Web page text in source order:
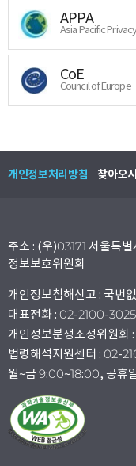
APPA
Asia Pacific
CoE
Council of Europe
개인정보처리방침 찾아오
주소 : (우)03171 서울특
정보보호위원회
개인정보침해신고 : 국번
대표전화 : 02-2100-3025
개인정보분쟁조정위원회
법령해석지원센터 : 02-
월~금 9:00~18:00, 공휴